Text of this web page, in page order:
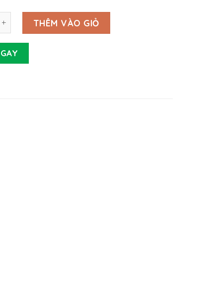
GSM36B24-P1J (36W 24V 1.5A) số lượng
THÊM VÀO GIỎ